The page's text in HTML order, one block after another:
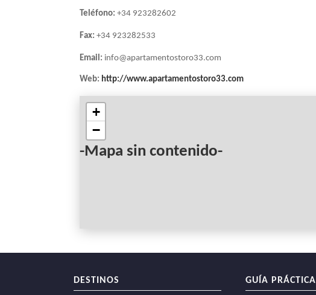
LA
NAVEGACIÓN
Teléfono: +34 923282602
Fax: +34 923282533
Email: info@apartamentostoro33.com
Web: http://www.apartamentostoro33.com
-Mapa sin contenido-
+
−
DESTINOS GUÍA PRÁCTICA